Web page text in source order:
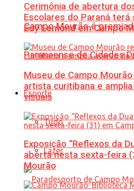
Campo Mourão é
Paranaense de Cidades
Esporte
Tudo
Lazer
Cerimônia de abertura
Escolares do Paraná terá
Edy Lemond em Campo
Museu de Campo
artista curitibana e
visuais
Exposição “Reflexos da
aberta nesta sexta-feira
Mourão